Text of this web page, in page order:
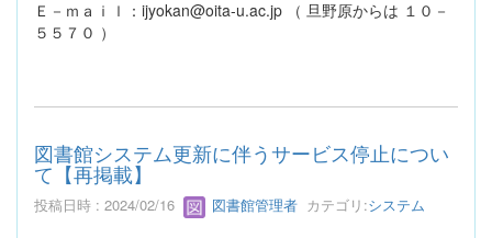
Ｅ－ｍａｉｌ：ijyokan@oita-u.ac.jp （ 旦野原からは １０－
５５７０ ）
図書館システム更新に伴うサービス停止につい
て【再掲載】
投稿日時 : 2024/02/16 図書館管理者 カテゴリ:システム